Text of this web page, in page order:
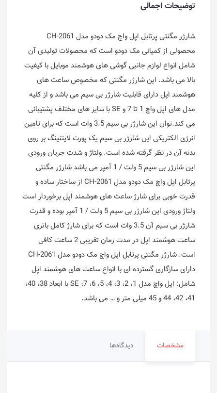
توضیحات اجمالی
شارژر مگنتی پرتابل اپل واچ مک دودو مدل CH-2061
محصولی از کمپانی مک دودو است که محصولات تولیدی آن
شامل انواع لوازم جانبی گوشی های هوشمند موبایل با کیفیت
بالا می باشد. این شارژر مگنتی که مخصوص ساعت های
هوشمند اپل دارای قابلیت شارژر بی سیم می باشد و از کلیه
مدل های اپل واچ 1 تا 7 و SE با سایز های مختلف پشتیبانی
می کند.توان این شارژر بی سیم 3.5 وات است که برای تامین
انرژی الکتریکی این شارژر بی سیم یک پورت لایتنینگ بر روی
بدنه آن در نظر گرفته شده است. ولتاژ و شدت جریان ورودی
این شارژر بی سیم 5 ولت / 1 آمپر می باشد شارژر مگنتی
پرتابل اپل واچ مک دودو مدل CH-2061 از ساختار ساده و
قدرت خوبی برای شارژ ساعت های هوشمند اپل برخوردار است
ولتاژ ورودی این شارژر بی سیم 5 ولت / 1 آمپر بوده و قدرت
شارژر بی سیم آن 3.5 وات است که برای شارژ کامل باتری
ساعت هوشمند اپل در مدت زمان تقریبی 2 ساعت کافی
است. شارژر مگنتی پرتابل اپل واچ مک دودو مدل CH-2061
دارای سازگاری گسترده ای با انواع ساعت های هوشمند اپل
شامل: اپل واچ مدل 1، 2، 3، 4، 5، 6، SE ،7 با ابعاد 38، 40،
41، 42، 44 و 45 میلی متر و … می باشد.
مشخصات دیدگاه‌ها